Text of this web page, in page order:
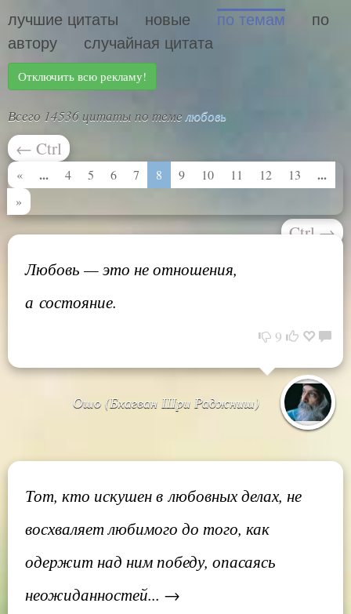
лучшие цитаты новые по темам
по
автору
случайная цитата
Отключить всю рекламу!
Всего 14536 цитаты по темелюбовь
← Ctrl
« ... 4 5 6 7 8 9 10 11 12 13 ...
»
Ctrl →
Любовь — это не отношения,
а состояние.
9
Ошо (Бхагван Шри Раджниш)
Тот, кто искушен в любовных делах, не
восхваляет любимого до того, как
одержит над ним победу, опасаясь
неожиданностей... →